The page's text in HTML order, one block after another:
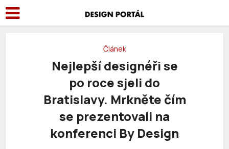
Článek
Nejlepší designéři se
po roce sjeli do
Bratislavy. Mrkněte čím
se prezentovali na
konferenci By Design